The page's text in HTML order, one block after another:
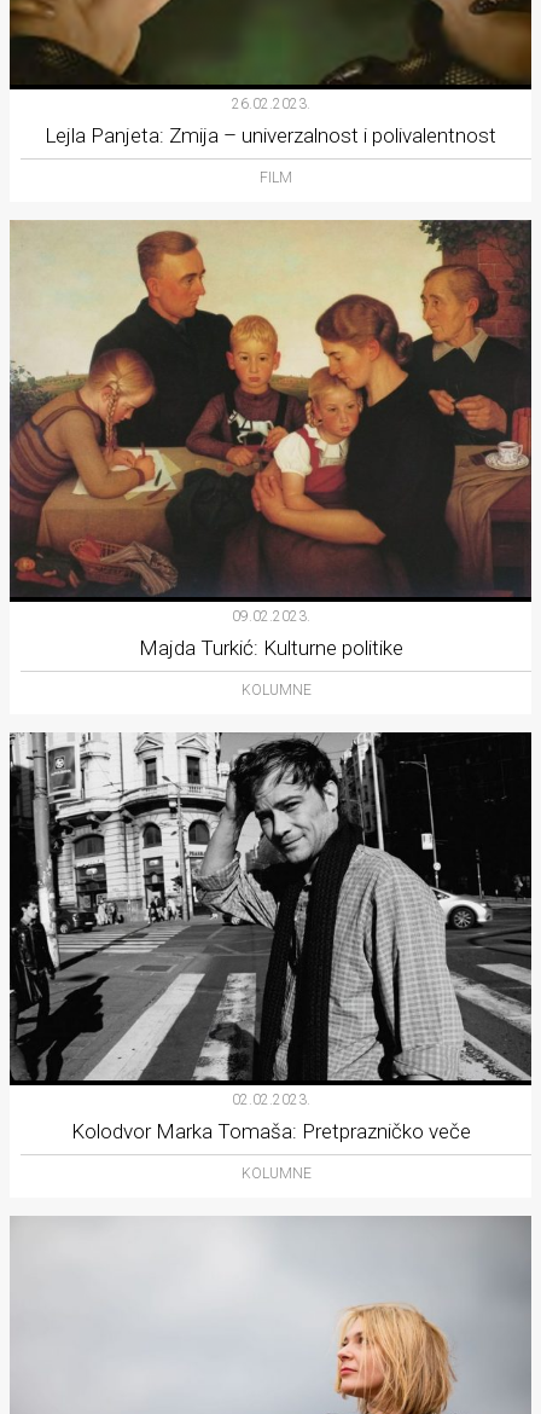
26.02.2023.
Lejla Panjeta: Zmija – univerzalnost i polivalentnost
FILM
09.02.2023.
Majda Turkić: Kulturne politike
KOLUMNE
02.02.2023.
Kolodvor Marka Tomaša: Pretprazničko veče
KOLUMNE